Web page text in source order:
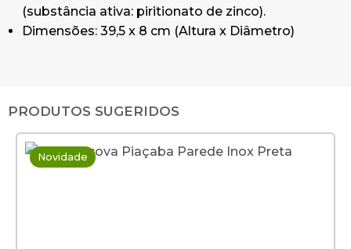
(substância ativa: piritionato de zinco).
Dimensões: 39,5 x 8 cm (Altura x Diâmetro)
PRODUTOS SUGERIDOS
Novidade